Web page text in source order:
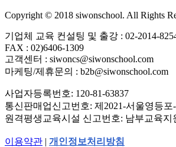
Copyright © 2018 siwonschool. All Rights
기업체 교육 컨설팅 및 출강 : 02-2014-
FAX : 02)6406-1309
고객센터 : siwoncs@siwonschool.com
마케팅/제휴문의 : b2b@siwonschool.com
사업자등록번호: 120-81-63837
통신판매업신고번호: 제2021-서울영등포-
원격평생교육시설 신고번호: 남부교육지
이용약관 | 개인정보처리방침